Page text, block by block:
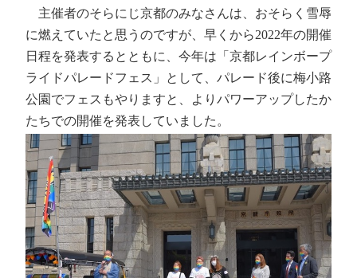
主催者のそらにじ京都のみなさんは、おそらく雪辱
に燃えていたと思うのですが、早くから2022年の開催
日程を発表するとともに、今年は「京都レインボープ
ライドパレードフェス」として、パレード後に梅小路
公園でフェスもやりますと、よりパワーアップしたか
たちでの開催を発表していました。